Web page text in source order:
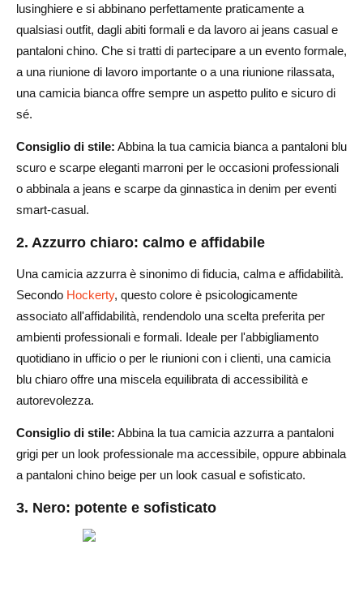
lusinghiere e si abbinano perfettamente praticamente a
qualsiasi outfit, dagli abiti formali e da lavoro ai jeans casual e
pantaloni chino. Che si tratti di partecipare a un evento formale,
a una riunione di lavoro importante o a una riunione rilassata,
una camicia bianca offre sempre un aspetto pulito e sicuro di
sé.
Consiglio di stile: Abbina la tua camicia bianca a pantaloni blu
scuro e scarpe eleganti marroni per le occasioni professionali
o abbinala a jeans e scarpe da ginnastica in denim per eventi
smart-casual.
2. Azzurro chiaro: calmo e affidabile
Una camicia azzurra è sinonimo di fiducia, calma e affidabilità.
Secondo Hockerty, questo colore è psicologicamente
associato all'affidabilità, rendendolo una scelta preferita per
ambienti professionali e formali. Ideale per l'abbigliamento
quotidiano in ufficio o per le riunioni con i clienti, una camicia
blu chiaro offre una miscela equilibrata di accessibilità e
autorevolezza.
Consiglio di stile: Abbina la tua camicia azzurra a pantaloni
grigi per un look professionale ma accessibile, oppure abbinala
a pantaloni chino beige per un look casual e sofisticato.
3. Nero: potente e sofisticato